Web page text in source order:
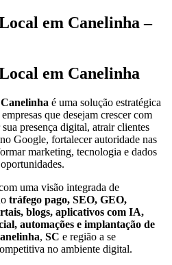
em Canelinha –
em Canelinha
é uma solução estratégica
que desejam crescer com
presença digital, atrair clientes
Google, fortalecer autoridade nas
marketing, tecnologia e dados
uma visão integrada de
tráfego pago, SEO, GEO,
blogs, aplicativos com IA,
automações e implantação de
, SC e região a se
no ambiente digital.